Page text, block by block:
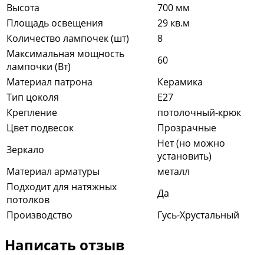
Высота
700 мм
Площадь освещения
29 кв.м
Количество лампочек (шт)
8
Максимальная мощность
лампочки (Вт)
60
Материал патрона
Керамика
Тип цоколя
E27
Крепление
потолочный-крюк
Цвет подвесок
Прозрачные
Зеркало
Нет (но можно
установить)
Материал арматуры
металл
Подходит для натяжных
потолков
Да
Производство
Гусь-Хрустальный
Написать отзыв